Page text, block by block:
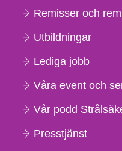
Remisser och
Utbildningar
Lediga jobb
Våra event och
Vår podd
Presstjänst